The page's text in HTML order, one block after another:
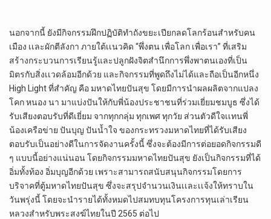
นอกจากนี้ ยังมีกิจกรรมฝึกปฏิบัติทำถังขยะเปียกลดโลกร้อนสำหรับคน
เมือง เเละผักตีลังกา ภายใต้เเนวคิด “พึ่งตน เพื่อโลก เพื่อเรา” ที่เสริม
สร้างกระบวนการเรียนรู้และปลูกฝังจิตสำนึกการพึ่งพาตนเองที่เป็น
มิตรกับสิ่งเเวดล้อมอีกด้วย และกิจกรรมที่พูดถึงไม่ได้และถือเป็นอีกหนึ่ง
High Light ที่สำคัญ คือ มหาดไทยปันสุข โดยมีการนำผลผลิตจากแปลง
โคก หนอง นา มาแบ่งปันให้กับพี่น้องประชาชนที่ร่วมเยี่ยมชมบูธ ซึ่งได้
รับเสียงตอบรับที่ดีเยี่ยม จากทุกกลุ่ม ทุกเพศ ทุกวัย ส่วนตัวดีใจเเทนพี่
น้องเครือข่าย ปันบุญ ปันน้ำใจ ของกระทรวงมหาดไทยที่ได้รับเสียง
ตอบรับเป็นอย่างดีในการจัดงานครั้งนี้ ซึ่งจะต้องมีการต่อยอดกิจกรรมดี
ๆ แบบนี้อย่างแน่นอน โดยกิจกรรมมหาดไทยปันสุข ยังเป็นกิจกรรมที่ได้
อิ่มทั้งท้อง อิ่มบุญอีกด้วย เพราะสามารถสนับสนุนกิจกรรมโดยการ
บริจาคที่ตู้มหาดไทยปันสุข ซึ่งจะสรุปจำนวนเงินเเละเเจ้งให้ทราบใน
วันพรุ่งนี้ โดยจะนำรายได้ทั้งหมดไปสมทบทุนโครงการทุนเล่าเรียน
หลวงสำหรับพระสงฆ์ไทยในปี 2565 ต่อไป